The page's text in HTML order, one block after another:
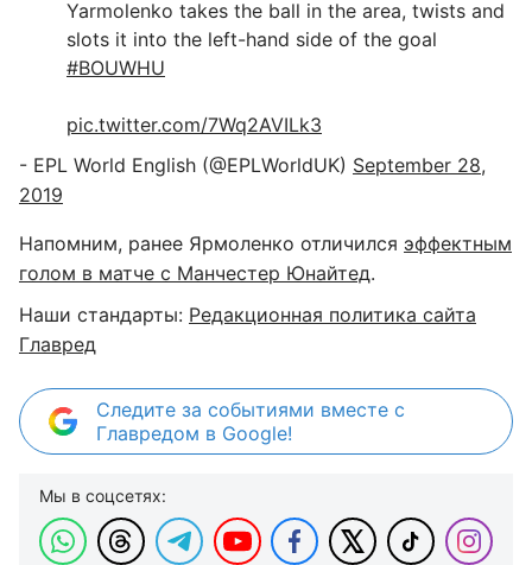
Yarmolenko takes the ball in the area, twists and
slots it into the left-hand side of the goal
#BOUWHU
pic.twitter.com/7Wq2AVILk3
- EPL World English (@EPLWorldUK) September 28,
2019
Напомним, ранее Ярмоленко отличился эффектным
голом в матче с Манчестер Юнайтед.
Наши стандарты: Редакционная политика сайта
Главред
Следите за событиями вместе с
Главредом в Google!
Мы в соцсетях: